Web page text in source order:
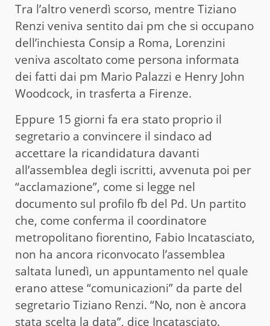
Tra l’altro venerdì scorso, mentre Tiziano
Renzi veniva sentito dai pm che si occupano
dell’inchiesta Consip a Roma, Lorenzini
veniva ascoltato come persona informata
dei fatti dai pm Mario Palazzi e Henry John
Woodcock, in trasferta a Firenze.
Eppure 15 giorni fa era stato proprio il
segretario a convincere il sindaco ad
accettare la ricandidatura davanti
all’assemblea degli iscritti, avvenuta poi per
“acclamazione”, come si legge nel
documento sul profilo fb del Pd. Un partito
che, come conferma il coordinatore
metropolitano fiorentino, Fabio Incatasciato,
non ha ancora riconvocato l’assemblea
saltata lunedì, un appuntamento nel quale
erano attese “comunicazioni” da parte del
segretario Tiziano Renzi. “No, non è ancora
stata scelta la data”, dice Incatasciato.